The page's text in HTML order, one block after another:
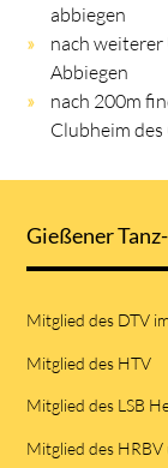
abbiegen
nach
Abbiegen
nach 200m
Clubheim des
Gießener
Mitglied des DTV
Mitglied des HTV
Mitglied des LSB
Mitglied des